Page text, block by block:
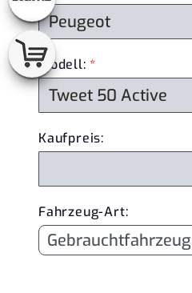
Modell: *
Kaufpreis:
Fahrzeug-Art: